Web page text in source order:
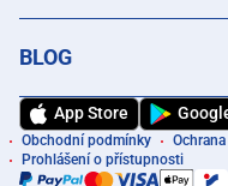
BLOG
App Store
Obchodní podmínky
Prohlášení o přístupnosti